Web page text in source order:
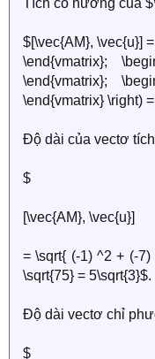
Tích có hướng của
$[\vec{AM}, \vec{u}]
\end{vmatrix};
\end{vmatrix};
\end{vmatrix} \right)
Độ dài của vectơ
$
[\vec{AM}, \vec{u}]
= \sqrt{ (-1) ^2 + (-
\sqrt{75} = 5\sqrt{3}$.
Độ dài vectơ chỉ
$